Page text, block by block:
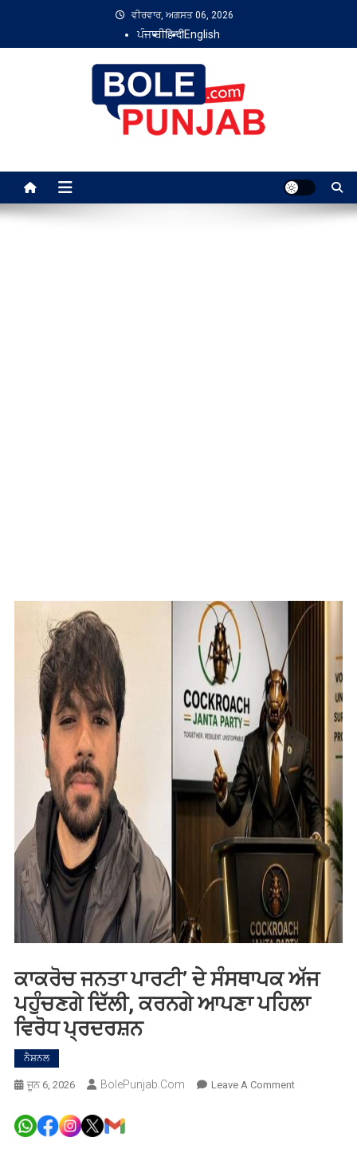
content
ਵੀਰਵਾਰ, ਅਗਸਤ 06, 2026
ਪੰਜਾਬੀहिन्दीEnglish
ਕਾਕਰੋਚ ਜਨਤਾ ਪਾਰਟੀ’ ਦੇ ਸੰਸਥਾਪਕ ਅੱਜ
ਪਹੁੰਚਣਗੇ ਦਿੱਲੀ, ਕਰਨਗੇ ਆਪਣਾ ਪਹਿਲਾ
ਵਿਰੋਧ ਪ੍ਰਦਰਸ਼ਨ
ਨੈਸ਼ਨਲ
ਜੂਨ 6, 2026 BolePunjab.com Leave A CommentOn